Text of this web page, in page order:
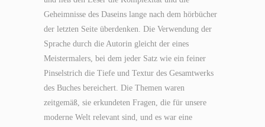
Geheimnisse des Daseins lange nach dem hörbücher
der letzten Seite überdenken. Die Verwendung der
Sprache durch die Autorin gleicht der eines
Meistermalers, bei dem jeder Satz wie ein feiner
Pinselstrich die Tiefe und Textur des Gesamtwerks
des Buches bereichert. Die Themen waren
zeitgemäß, sie erkundeten Fragen, die für unsere
moderne Welt relevant sind, und es war eine